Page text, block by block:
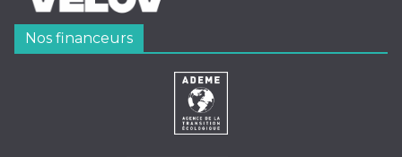
Nos financeurs